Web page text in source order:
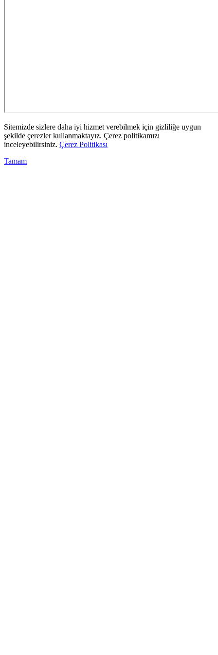
Sitemizde sizlere daha iyi hizmet verebilmek için gizliliğe uygun
şekilde çerezler kullanmaktayız. Çerez politikamızı
inceleyebilirsiniz. Çerez Politikası
Tamam